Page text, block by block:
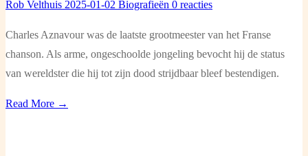
Rob Velthuis 2025-01-02 Biografieën 0 reacties
Charles Aznavour was de laatste grootmeester van het Franse
chanson. Als arme, ongeschoolde jongeling bevocht hij de status
van wereldster die hij tot zijn dood strijdbaar bleef bestendigen.
Read More →